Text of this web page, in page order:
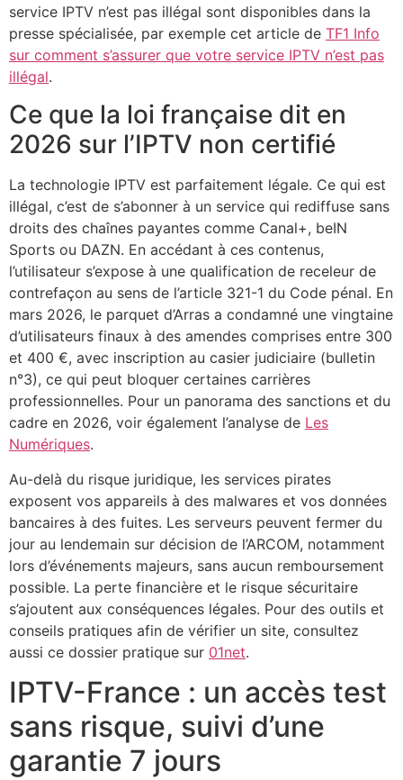
service IPTV n’est pas illégal sont disponibles dans la
presse spécialisée, par exemple cet article de TF1 Info
sur comment s’assurer que votre service IPTV n’est pas
illégal.
Ce que la loi française dit en
2026 sur l’IPTV non certifié
La technologie IPTV est parfaitement légale. Ce qui est
illégal, c’est de s’abonner à un service qui rediffuse sans
droits des chaînes payantes comme Canal+, beIN
Sports ou DAZN. En accédant à ces contenus,
l’utilisateur s’expose à une qualification de receleur de
contrefaçon au sens de l’article 321-1 du Code pénal. En
mars 2026, le parquet d’Arras a condamné une vingtaine
d’utilisateurs finaux à des amendes comprises entre 300
et 400 €, avec inscription au casier judiciaire (bulletin
n°3), ce qui peut bloquer certaines carrières
professionnelles. Pour un panorama des sanctions et du
cadre en 2026, voir également l’analyse de Les
Numériques.
Au-delà du risque juridique, les services pirates
exposent vos appareils à des malwares et vos données
bancaires à des fuites. Les serveurs peuvent fermer du
jour au lendemain sur décision de l’ARCOM, notamment
lors d’événements majeurs, sans aucun remboursement
possible. La perte financière et le risque sécuritaire
s’ajoutent aux conséquences légales. Pour des outils et
conseils pratiques afin de vérifier un site, consultez
aussi ce dossier pratique sur 01net.
IPTV-France : un accès test
sans risque, suivi d’une
garantie 7 jours